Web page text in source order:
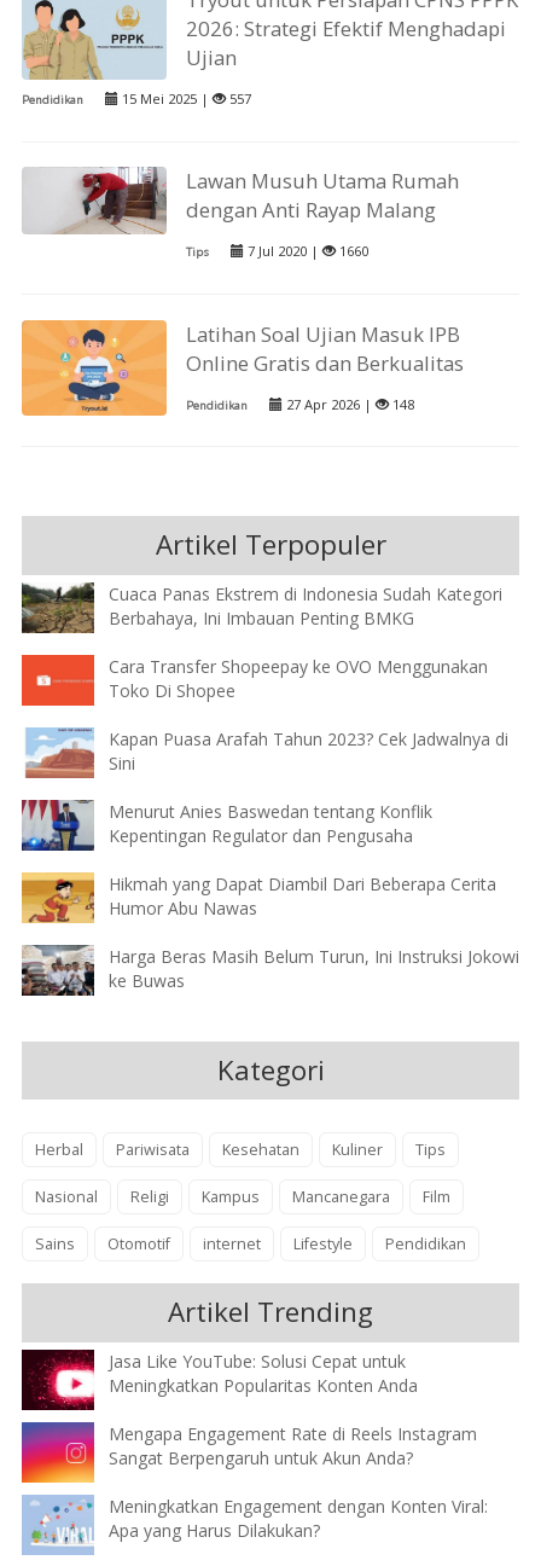
2026: Strategi Efektif Menghadapi
Ujian
Pendidikan 15 Mei 2025 | 557
Lawan Musuh Utama Rumah
dengan Anti Rayap Malang
Tips 7 Jul 2020 | 1660
Latihan Soal Ujian Masuk IPB
Online Gratis dan Berkualitas
Pendidikan 27 Apr 2026 | 148
Artikel Terpopuler
Cuaca Panas Ekstrem di Indonesia Sudah Kategori
Berbahaya, Ini Imbauan Penting BMKG
Cara Transfer Shopeepay ke OVO Menggunakan
Toko Di Shopee
Kapan Puasa Arafah Tahun 2023? Cek Jadwalnya di
Sini
Menurut Anies Baswedan tentang Konflik
Kepentingan Regulator dan Pengusaha
Hikmah yang Dapat Diambil Dari Beberapa Cerita
Humor Abu Nawas
Harga Beras Masih Belum Turun, Ini Instruksi Jokowi
ke Buwas
Kategori
Herbal Pariwisata Kesehatan Kuliner Tips
Nasional Religi Kampus Mancanegara Film
Sains Otomotif internet Lifestyle Pendidikan
Artikel Trending
Jasa Like YouTube: Solusi Cepat untuk
Meningkatkan Popularitas Konten Anda
Mengapa Engagement Rate di Reels Instagram
Sangat Berpengaruh untuk Akun Anda?
Meningkatkan Engagement dengan Konten Viral:
Apa yang Harus Dilakukan?